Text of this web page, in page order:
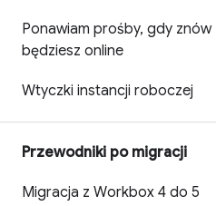
Ponawiam prośby, gdy znów
będziesz online
Wtyczki instancji roboczej
Przewodniki po migracji
Migracja z Workbox 4 do 5